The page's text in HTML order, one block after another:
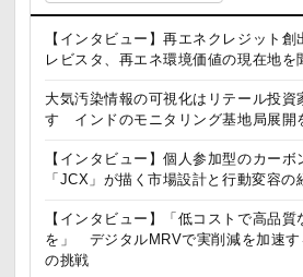
【インタビュー】再エネクレジット
レビスタ、再エネ環境価値の現在地を
大気汚染情報の可視化はリテール投資
す インドのモニタリング基地局展開
【インタビュー】個人参加型のカー
「JCX」が描く市場設計と行動変容の
【インタビュー】「低コストで高品質
を」 デジタルMRVで実削減を加速す
の挑戦